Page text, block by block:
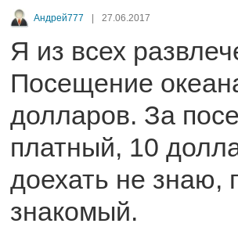
Андрей777 27.06.2017
Я из всех
Посещение
долларов. За
платный, 10
доехать не знаю,
знакомый.